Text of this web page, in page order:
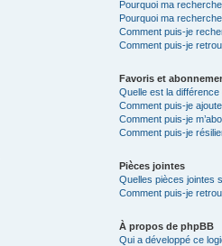
Pourquoi ma
Pourquoi ma
Comment puis-je
Comment puis-je
Favoris et
Quelle est la
Comment puis-je
Comment puis-je
Comment puis-je
Pièces jointes
Quelles pièces jointes
Comment puis-je
À propos de phpBB
Qui a développé ce